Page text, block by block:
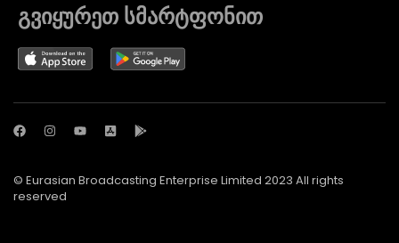
გვიყურეთ სმარტფონით
© Eurasian Broadcasting Enterprise Limited 2023 All rights
reserved